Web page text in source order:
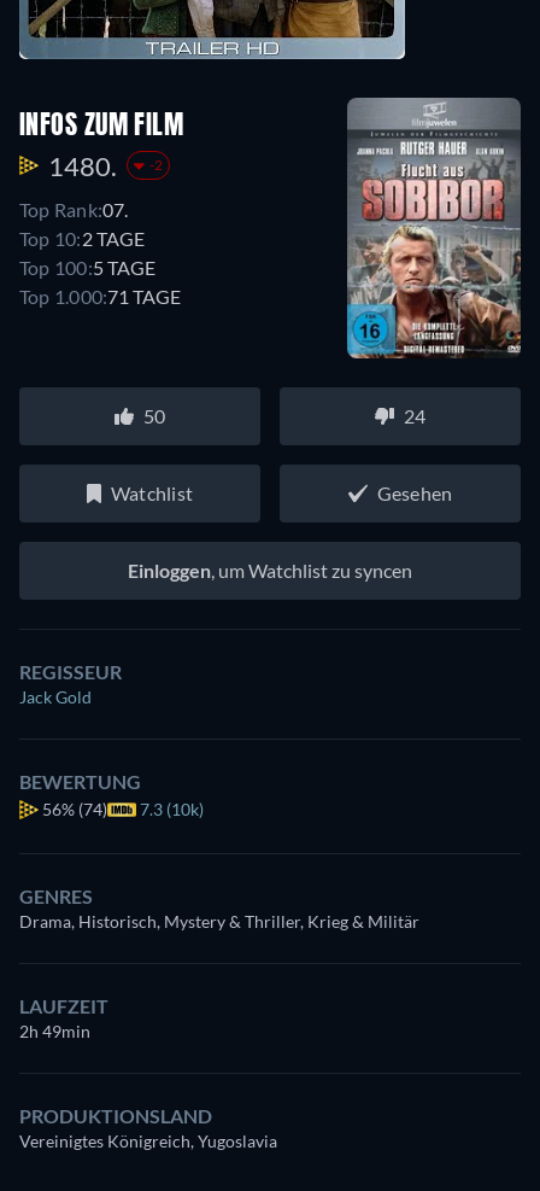
INFOS ZUM FILM
1480. -2
Top Rank:07.
Top 10:2 TAGE
Top 100:5 TAGE
Top 1.000:71 TAGE
50 24
Watchlist Gesehen
Einloggen, um Watchlist zu syncen
REGISSEUR
Jack Gold
BEWERTUNG
56% (74) 7.3 (10k)
GENRES
Drama, Historisch, Mystery & Thriller, Krieg & Militär
LAUFZEIT
2h 49min
PRODUKTIONSLAND
Vereinigtes Königreich, Yugoslavia